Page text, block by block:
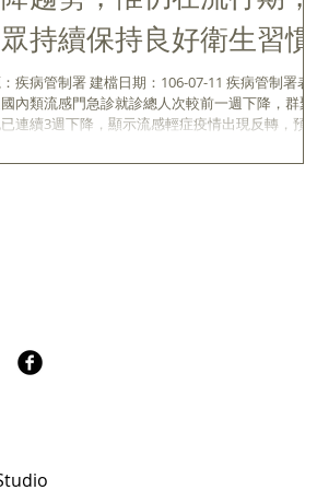
持續保持良好衛生習慣
檔日期：106-07-11 疾病管制署表
內類流感門急診就診總人次較前一週下降，群聚通
連續3週下降，顯示流感輕症疫情出現反轉，預期
情，應保持良好衛生習慣，有呼吸道症狀...